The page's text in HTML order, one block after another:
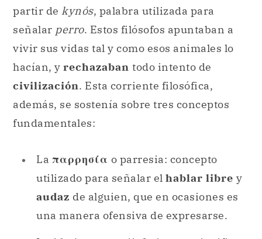
partir de kynós, palabra utilizada para
señalar perro. Estos filósofos apuntaban a
vivir sus vidas tal y como esos animales lo
hacían, y rechazaban todo intento de
civilización. Esta corriente filosófica,
además, se sostenía sobre tres conceptos
fundamentales:
La παρρησία o parresia: concepto
utilizado para señalar el hablar libre y
audaz de alguien, que en ocasiones es
una manera ofensiva de expresarse.